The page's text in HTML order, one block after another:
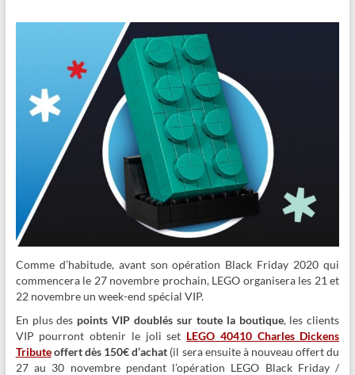
Comme d’habitude, avant son opération Black Friday 2020 qui
commencera le 27 novembre prochain, LEGO organisera les 21 et
22 novembre un week-end spécial VIP.
En plus des points VIP doublés sur toute la boutique, les clients
VIP pourront obtenir le joli set LEGO 40410 Charles Dickens
Tributeoffert dès 150€ d’achat (il sera ensuite à nouveau offert du
27 au 30 novembre pendant l’opération LEGO Black Friday /